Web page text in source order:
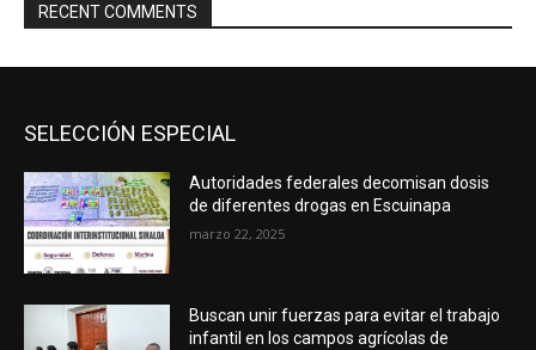
RECENT COMMENTS
SELECCIÓN ESPECIAL
Autoridades federales decomisan dosis
de diferentes drogas en Escuinapa
marzo 22, 2025
Buscan unir fuerzas para evitar el trabajo
infantil en los campos agrícolas de